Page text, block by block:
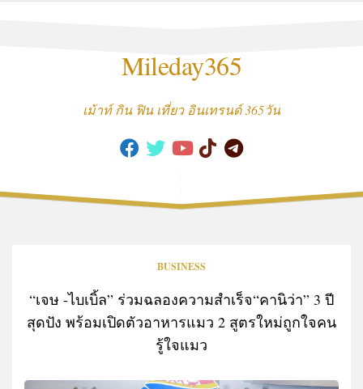
Mileday365
เม้าท์ กิน ฟิน เที่ยว อินเทรนด์ 365วัน
BUSINESS
“เจษ -ไบเบิ้ล” ร่วมฉลองความสำเร็จ“คานิว่า” 3 ปี
สุดปัง พร้อมเปิดตัวอาหารแมว 2 สูตรใหม่ถูกใจคน
รู้ใจแมว